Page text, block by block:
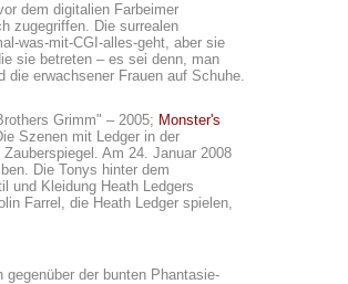
dem digitalien Farbeimer
zugegriffen. Die surrealen
was-mit-CGI-alles-geht, aber sie
sie betreten – es sei denn, man
die erwachsener Frauen auf Schuhe.
Grimm" – 2005; Monster's
Szenen mit Ledger in der
Am 24. Januar 2008
Die Tonys hinter dem
und Kleidung Heath Ledgers
Farrel, die Heath Ledger spielen,
der bunten Phantasie-